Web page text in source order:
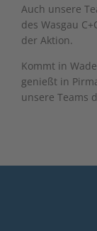
Auch unsere
des Wasgau
der Aktion.
Kommt in
genießt in
unsere Teams